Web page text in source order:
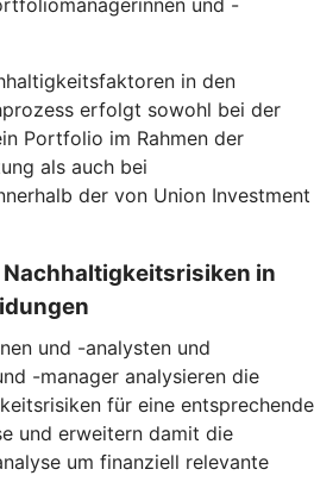
und -
in den
erfolgt sowohl bei der
Portfolio im Rahmen der
als auch bei
der von Union Investment
Nachhaltigkeitsrisiken in
und -analysten und
-manager analysieren die
für eine entsprechende
und erweitern damit die
um finanziell relevante